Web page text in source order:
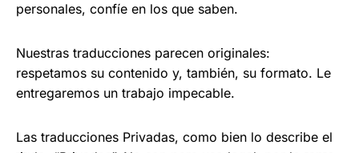
personales, confíe en los que saben.
Nuestras traducciones parecen originales:
respetamos su contenido y, también, su formato. Le
entregaremos un trabajo impecable.
Las traducciones Privadas, como bien lo describe el